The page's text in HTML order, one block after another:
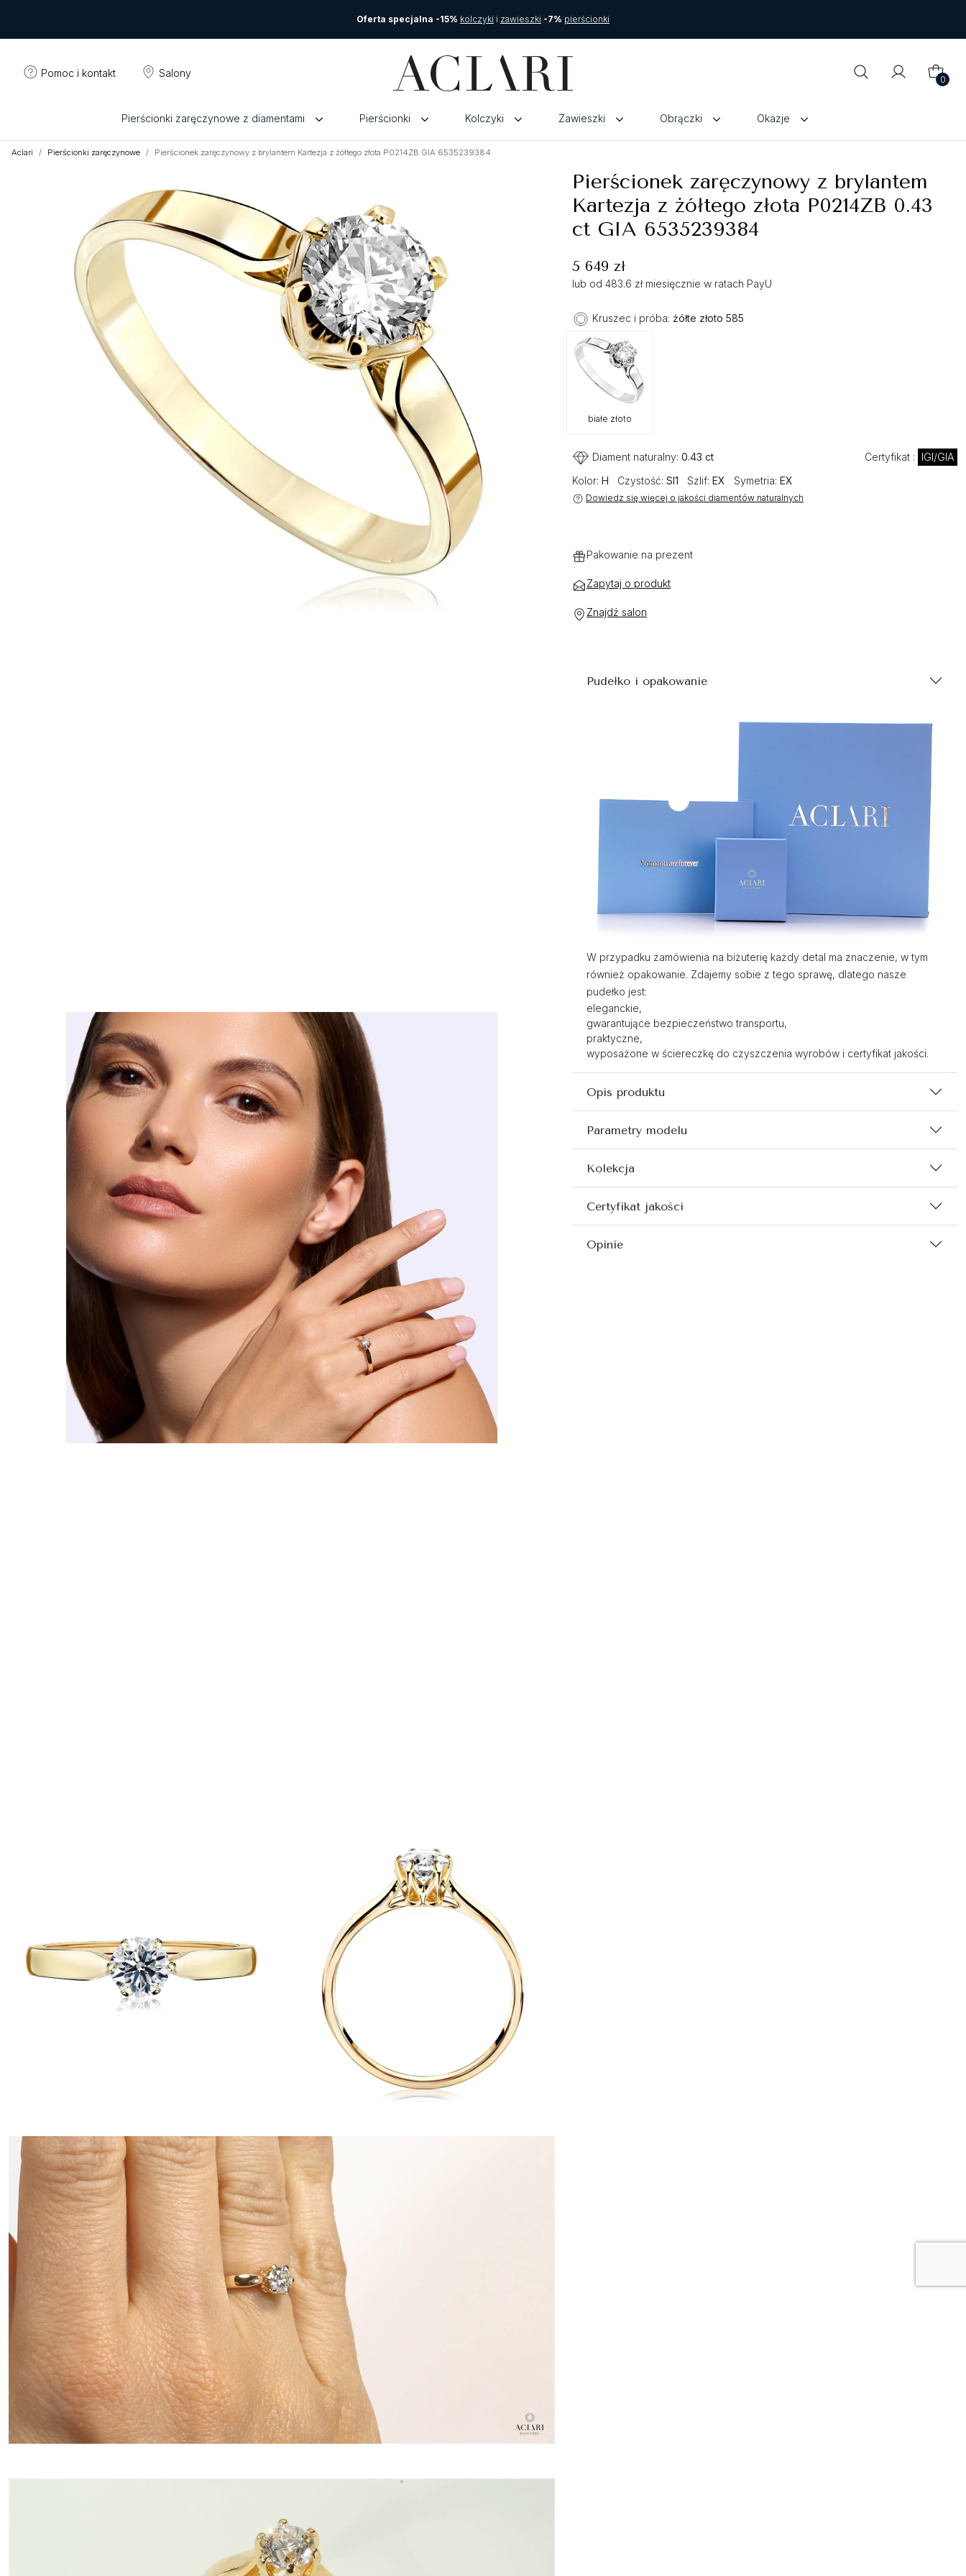
Oferta specjalna -15% kolczyki i zawieszki -7% pierścionki
Pomoc i kontakt Salony
0
Pierścionki zaręczynowe z diamentami Pierścionki Kolczyki Zawieszki Obrączki Okazje
Aclari Pierścionki zaręczynowe Pierścionek zaręczynowy z brylantem Kartezja z żółtego złota P0214ZB GIA 6535239384
Pierścionek zaręczynowy z brylantem
Kartezja z żółtego złota P0214ZB 0.43
ct GIA 6535239384
5 649 zł
lub od 483.6 zł miesięcznie w ratach PayU
Kruszec i próba: żółte złoto 585
białe złoto
Diament naturalny: 0.43 ct Certyfikat :
IGI/GIA
Kolor: H Czystość: SI1 Szlif: EX Symetria: EX
Dowiedz się więcej o jakości diamentów naturalnych
Pakowanie na prezent
Zapytaj o produkt
Znajdź salon
Pudełko i opakowanie
W przypadku zamówienia na biżuterię każdy detal ma znaczenie, w tym
również opakowanie. Zdajemy sobie z tego sprawę, dlatego nasze
pudełko jest:
eleganckie,
gwarantujące bezpieczeństwo transportu,
praktyczne,
wyposażone w ściereczkę do czyszczenia wyrobów i certyfikat jakości.
Opis produktu
Parametry modelu
Kolekcja
Certyfikat jakości
Opinie